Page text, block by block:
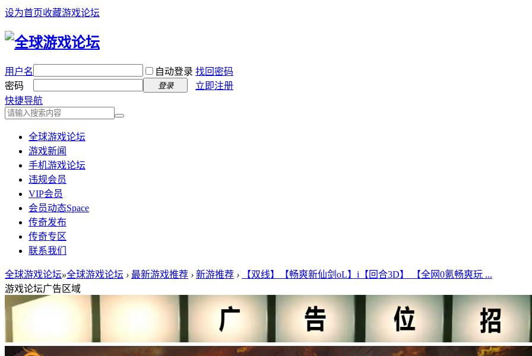
设为首页收藏游戏论坛
用户名 自动登录 找回密码
密码
登录
立即注册
快捷导航
全球游戏论坛
游戏新闻
手机游戏论坛
违规会员
VIP会员
会员动态Space
传奇发布
传奇专区
联系我们
全球游戏论坛»全球游戏论坛 › 最新游戏推荐 › 新游推荐 ›
【双线】【畅爽新仙剑oL】i【回合3D】 【全网0氪畅爽玩 ...
游戏论坛广告区域